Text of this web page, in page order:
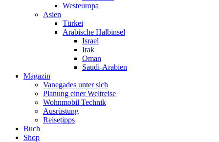
Westeuropa
Asien
Türkei
Arabische Halbinsel
Israel
Irak
Oman
Saudi-Arabien
Magazin
Vanegades unter sich
Planung einer Weltreise
Wohnmobil Technik
Ausrüstung
Reisetipps
Buch
Shop